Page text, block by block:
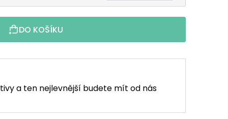
DO KOŠÍKU
a ten nejlevnější budete mít od nás